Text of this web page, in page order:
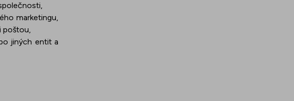
marketingu,
poštou,
jiných entit a